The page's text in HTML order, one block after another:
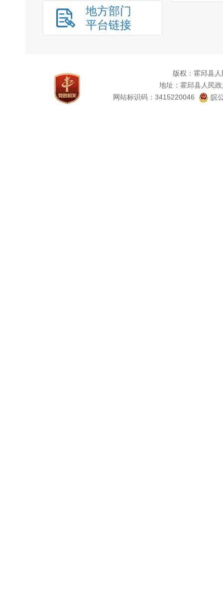
地方部门
平台链接
版权：霍邱县
地址：霍邱县人民
网站标识码：3415220046
皖